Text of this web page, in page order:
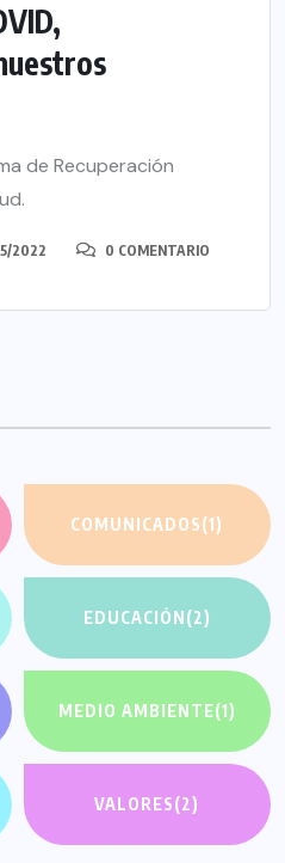
de Recuperación
2022 0 COMENTARIO
COMUNICADOS(1)
EDUCACIÓN(2)
MEDIO AMBIENTE(1)
VALORES(2)